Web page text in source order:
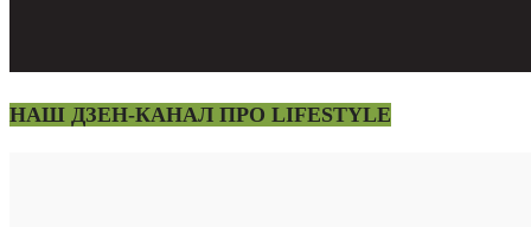
НАШ ДЗЕН-КАНАЛ ПРО LIFESTYLE